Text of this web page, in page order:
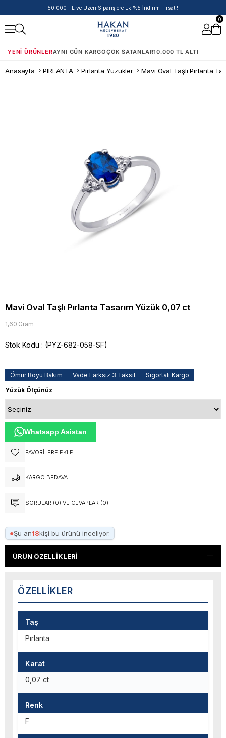
50.000 TL ve Üzeri Siparişlere Ek %5 İndirim Fırsatı!
0
YENI ÜRÜNLERAYNI GÜN KARGOÇOK SATANLAR10.000 TL ALTI
Anasayfa PIRLANTA Pırlanta Yüzükler Mavi Oval Taşlı Pırlanta
Mavi Oval Taşlı Pırlanta Tasarım Yüzük 0,07 ct
1,60 Gram
Stok Kodu (PYZ-682-058-SF)
Ömür Boyu Bakım Vade Farksız 3 Taksit
Sigortalı Kargo
Yüzük Ölçünüz
Whatsapp Asistan
FAVORILERE EKLE
KARGO BEDAVA
SORULAR (0) VE CEVAPLAR (0)
●Şu an18kişi bu ürünü inceliyor.
ÜRÜN ÖZELLIKLERI
ÖZELLIKLER
Taş
Pırlanta
Karat
0,07 ct
Renk
F